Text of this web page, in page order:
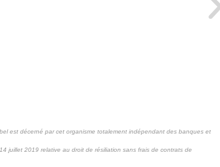
est décerné par cet organisme totalement indépendant des banques et
juillet 2019 relative au droit de résiliation sans frais de contrats de